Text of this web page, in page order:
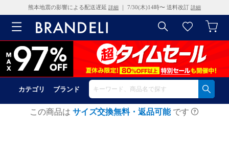
熊本地震の影響による配送遅延 詳細 ｜ 7/30(木)14時〜 送料改訂 詳細
カテゴリ ブランド
この商品は サイズ交換無料・返品可能 です